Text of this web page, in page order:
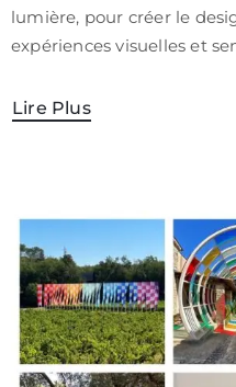
lumière, pour créer le
expériences visuelles et
Lire Plus